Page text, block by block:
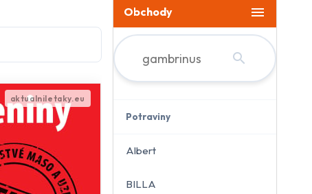
Obchody menu
search
Potraviny
Albert
BILLA